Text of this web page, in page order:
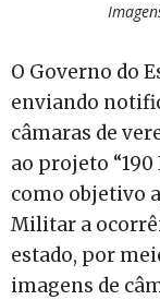
O Governo do
enviando
câmaras de
ao projeto
como objetivo
Militar a
estado, por
imagens de